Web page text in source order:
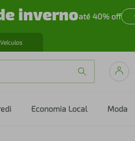
invernoaté 40% off
Economia Local Moda